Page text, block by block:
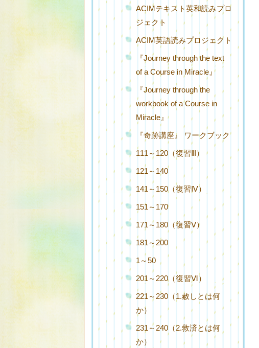
ACIMテキスト英和読みプロ
ジェクト
ACIM英語読みプロジェクト
『Journey through the text
of a Course in Miracle』
『Journey through the
workbook of a Course in
Miracle』
『奇跡講座』 ワークブック
111～120（復習Ⅲ）
121～140
141～150（復習Ⅳ）
151～170
171～180（復習Ⅴ）
181～200
1～50
201～220（復習Ⅵ）
221～230（1.赦しとは何
か）
231～240（2.救済とは何
か）